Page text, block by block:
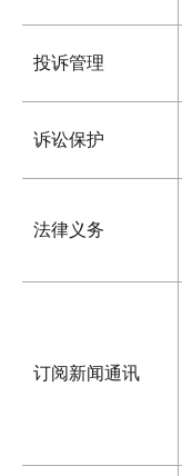
投诉管理
诉讼保护
法律义务
订阅新闻通讯